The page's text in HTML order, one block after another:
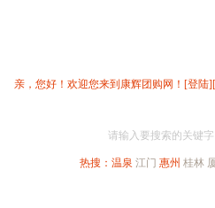
亲，您好！欢迎您来到康辉团购网！ [登陆]
请输入要搜索的关键字
热搜： 温泉 江门 惠州 桂林